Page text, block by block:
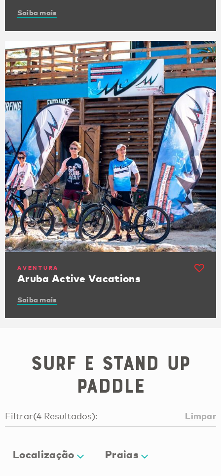
Saiba mais
AVENTURA
Aruba Active Vacations
Saiba mais
Surf e Stand Up
Paddle
Filtrar(4 Resultados): Limpar
Localização Praias